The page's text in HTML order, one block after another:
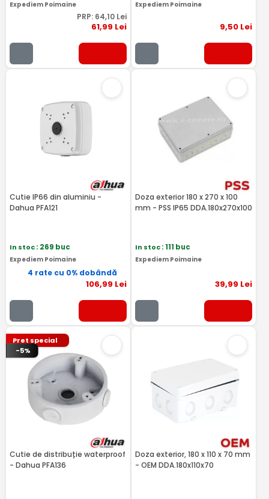
Expediem Poimaine
PRP: 64,10Lei
61,99 Lei
Expediem Poimaine
9,50 Lei
Cutie IP66 din aluminiu -
Dahua PFA121
In stoc: 269 buc
Expediem Poimaine
4 rate cu 0% dobândă
106,99 Lei
Doza exterior 180 x 270 x 100
mm - PSS IP65 DDA.180x270x100
In stoc: 111 buc
Expediem Poimaine
39,99 Lei
Pret special
-5%
Cutie de distribuție waterproof
- Dahua PFA136
Doza exterior, 180 x 110 x 70 mm
- OEM DDA.180x110x70